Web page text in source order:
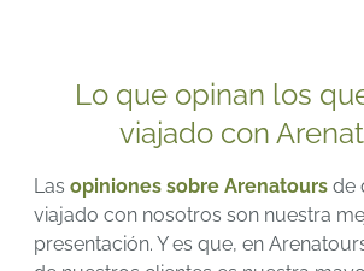
Lo que opinan los
viajado con
Las opiniones sobre Arenatours de
viajado con nosotros son nuestra
presentación. Y es que, en